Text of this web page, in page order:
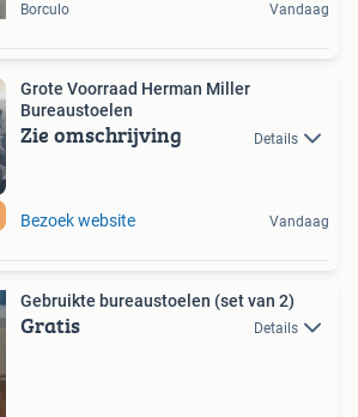
Borculo Vandaag
Grote Voorraad Herman Miller
Bureaustoelen
Zie omschrijving Details
Bezoek website Vandaag
Gebruikte bureaustoelen (set van 2)
Gratis Details